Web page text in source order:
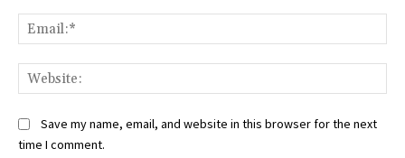
Save my name, email, and website in this browser for the next
time I comment.